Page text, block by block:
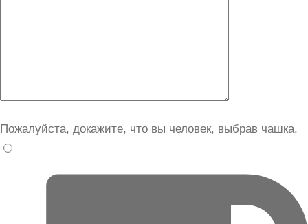
Пожалуйста, докажите, что вы человек, выбрав чашка.